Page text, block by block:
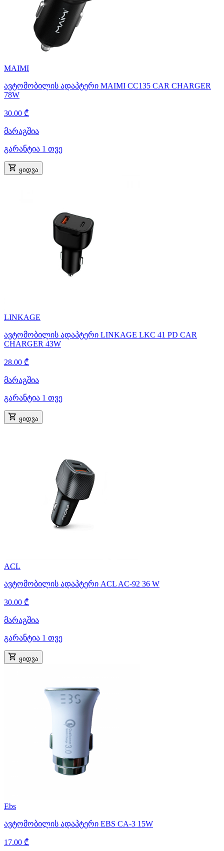
MAIMI
ავტომობილის ადაპტერი MAIMI CC135 CAR CHARGER
78W
30.00 ₾
მარაგშია
გარანტია 1 თვე
ყიდვა
LINKAGE
ავტომობილის ადაპტერი LINKAGE LKC 41 PD CAR
CHARGER 43W
28.00 ₾
მარაგშია
გარანტია 1 თვე
ყიდვა
ACL
ავტომობილის ადაპტერი ACL AC-92 36 W
30.00 ₾
მარაგშია
გარანტია 1 თვე
ყიდვა
Ebs
ავტომობილის ადაპტერი EBS CA-3 15W
17.00 ₾